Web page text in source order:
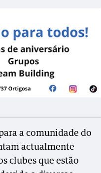
a comunidade do
actualmente
clubes que estão